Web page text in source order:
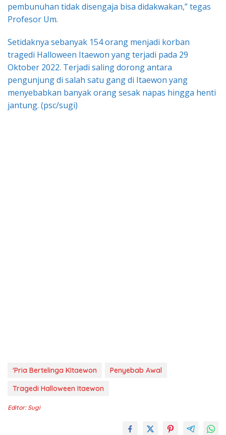
pembunuhan tidak disengaja bisa didakwakan,” tegas
Profesor Um.
Setidaknya sebanyak 154 orang menjadi korban
tragedi Halloween Itaewon yang terjadi pada 29
Oktober 2022. Terjadi saling dorong antara
pengunjung di salah satu gang di Itaewon yang
menyebabkan banyak orang sesak napas hingga henti
jantung. (psc/sugi)
'Pria Bertelinga KItaewon
Penyebab Awal
Tragedi Halloween Itaewon
Editor: Sugi